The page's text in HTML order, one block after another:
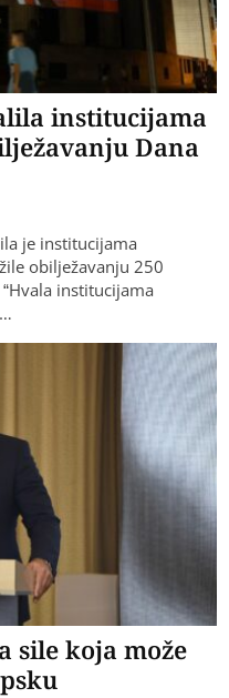
institucijama
Dana
je institucijama
obilježavanju 250
institucijama
sile koja može